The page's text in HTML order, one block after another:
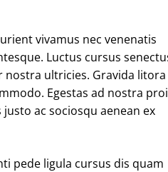
vivamus nec venenatis
Luctus cursus
ultricies. Gravida litora
Egestas ad nostra
ac sociosqu aenean ex
pede ligula cursus dis quam